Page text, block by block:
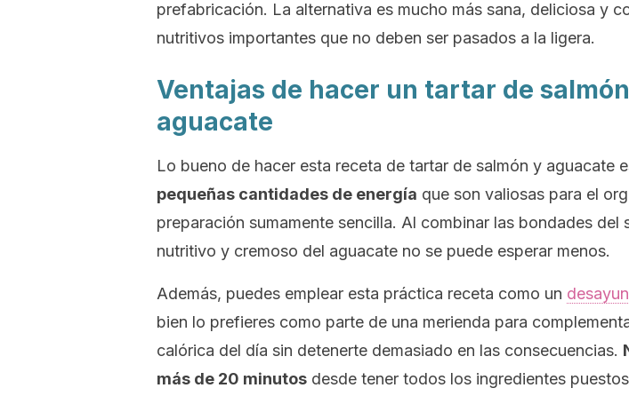
prefabricación. La alternativa es mucho más sana, deliciosa y
nutritivos importantes que no deben ser pasados a la ligera.
Ventajas de hacer un tartar de
aguacate
Lo bueno de hacer esta receta de tartar de salmón y aguacate
pequeñas cantidades de energía que son valiosas para el
preparación sumamente sencilla. Al combinar las bondades del
nutritivo y cremoso del aguacate no se puede esperar menos.
Además, puedes emplear esta práctica receta como un
bien lo prefieres como parte de una merienda para
calórica del día sin detenerte demasiado en las consecuencias.
más de 20 minutos desde tener todos los ingredientes